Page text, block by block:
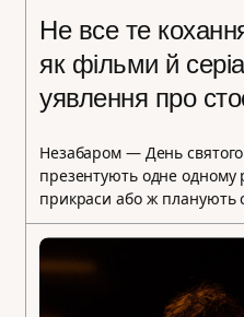
Не все те
як фільми й
уявлення про
Незабаром — День
презентують одне одному
прикраси або ж планують